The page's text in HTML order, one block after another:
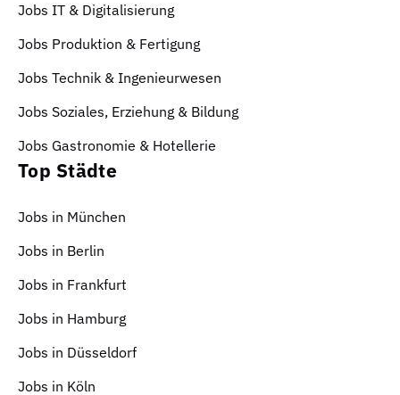
Jobs IT & Digitalisierung
Jobs Produktion & Fertigung
Jobs Technik & Ingenieurwesen
Jobs Soziales, Erziehung & Bildung
Jobs Gastronomie & Hotellerie
Top Städte
Jobs in München
Jobs in Berlin
Jobs in Frankfurt
Jobs in Hamburg
Jobs in Düsseldorf
Jobs in Köln